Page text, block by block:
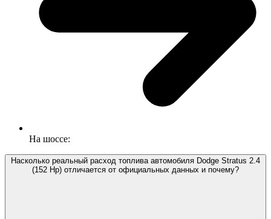
На шоссе:
Насколько реальный расход топлива автомобиля Dodge Stratus 2.4
(152 Hp) отличается от официальных данных и почему?